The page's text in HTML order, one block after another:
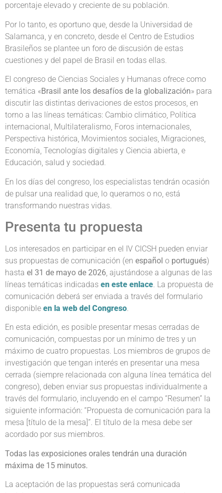
porcentaje elevado y creciente de su población.
Por lo tanto, es oportuno que, desde la Universidad de
Salamanca, y en concreto, desde el Centro de Estudios
Brasileños se plantee un foro de discusión de estas
cuestiones y del papel de Brasil en todas ellas.
El congreso de Ciencias Sociales y Humanas ofrece como
temática «Brasil ante los desafíos de la globalización» para
discutir las distintas derivaciones de estos procesos, en
torno a las líneas temáticas: Cambio climático, Política
internacional, Multilateralismo, Foros internacionales,
Perspectiva histórica, Movimientos sociales, Migraciones,
Economía, Tecnologías digitales y Ciencia abierta, e
Educación, salud y sociedad.
En los días del congreso, los especialistas tendrán ocasión
de pulsar una realidad que, lo queramos o no, está
transformando nuestras vidas.
Presenta tu propuesta
Los interesados en participar en el IV CICSH pueden enviar
sus propuestas de comunicación (en español o portugués)
hasta el 31 de mayo de 2026, ajustándose a algunas de las
líneas temáticas indicadas en este enlace. La propuesta de
comunicación deberá ser enviada a través del formulario
disponible en la web del Congreso.
En esta edición, es posible presentar mesas cerradas de
comunicación, compuestas por un mínimo de tres y un
máximo de cuatro propuestas. Los miembros de grupos de
investigación que tengan interés en presentar una mesa
cerrada (siempre relacionada con alguna línea temática del
congreso), deben enviar sus propuestas individualmente a
través del formulario, incluyendo en el campo “Resumen” la
siguiente información: “Propuesta de comunicación para la
mesa [título de la mesa]”. El título de la mesa debe ser
acordado por sus miembros.
Todas las exposiciones orales tendrán una duración
máxima de 15 minutos.
La aceptación de las propuestas será comunicada